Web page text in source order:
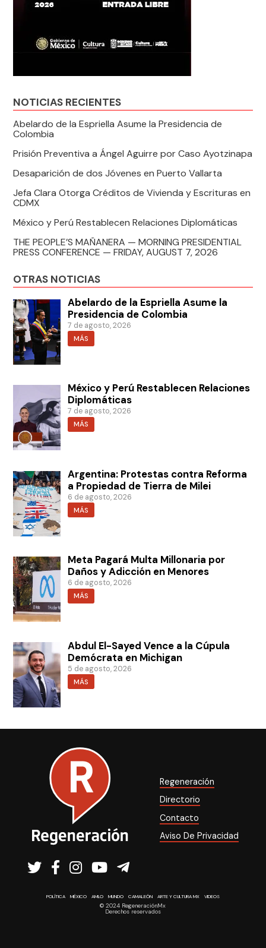
NOTICIAS RECIENTES
Abelardo de la Espriella Asume la Presidencia de
Colombia
Prisión Preventiva a Ángel Aguirre por Caso Ayotzinapa
Desaparición de dos Jóvenes en Puerto Vallarta
Jefa Clara Otorga Créditos de Vivienda y Escrituras en
CDMX
México y Perú Restablecen Relaciones Diplomáticas
THE PEOPLE’S MAÑANERA — MORNING PRESIDENTIAL
PRESS CONFERENCE — FRIDAY, AUGUST 7, 2026
OTRAS NOTICIAS
Abelardo de la Espriella Asume la
Presidencia de Colombia
7 de agosto, 2026
MÁS
México y Perú Restablecen Relaciones
Diplomáticas
7 de agosto, 2026
MÁS
Argentina: Protestas contra Reforma
a Propiedad de Tierra de Milei
6 de agosto, 2026
MÁS
Meta Pagará Multa Millonaria por
Daños y Adicción en Menores
6 de agosto, 2026
MÁS
Abdul El-Sayed Vence a la Cúpula
Demócrata en Michigan
5 de agosto, 2026
MÁS
Regeneración
Directorio
Contacto
Aviso De Privacidad
POLÍTICA MÉXICO AMLO MUNDO CAMALEÓN ARTE Y CULTURA MX VIDEOS
© 2024 RegeneraciónMx
Derechos reservados